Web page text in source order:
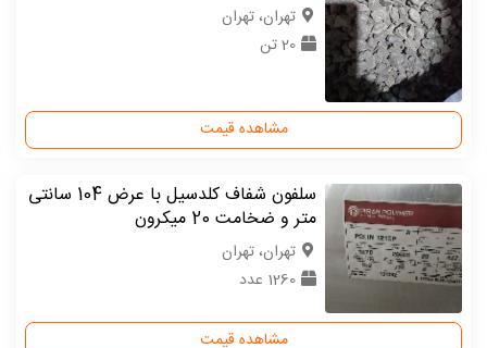
تهران، تهران
20 تن
مشاهده قیمت
سلفون شفاف کلدسیل با عرض 104 سانتی
متر و ضخامت 20 میکرون
تهران، تهران
1260 عدد
مشاهده قیمت